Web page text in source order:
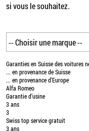
si vous le souhaitez.
Garanties en Suisse des voitures
... en provenance de Suisse
... en provenance d’Europe
Alfa Romeo
Garantie d’usine
3 ans
3
Swiss top service gratuit
3 ans